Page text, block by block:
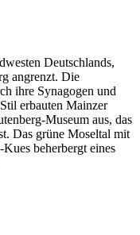
Deutschlands,
angrenzt. Die
ihre Synagogen und
erbauten Mainzer
Museum aus, das
Das grüne Moseltal mit
beherbergt eines